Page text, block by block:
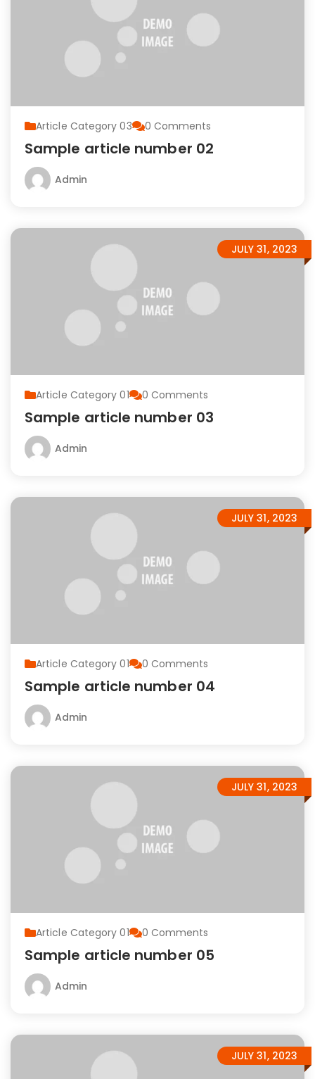
Article Category 03 0 Comments
Sample article number 02
Admin
JULY 31, 2023
Article Category 01 0 Comments
Sample article number 03
Admin
JULY 31, 2023
Article Category 01 0 Comments
Sample article number 04
Admin
JULY 31, 2023
Article Category 01 0 Comments
Sample article number 05
Admin
JULY 31, 2023